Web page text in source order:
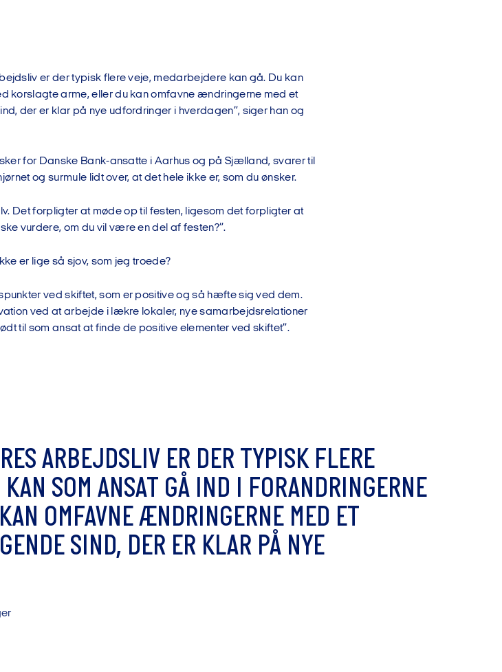
er der typisk flere veje, medarbejdere kan gå. Du kan
korslagte arme, eller du kan omfavne ændringerne med et
der er klar på nye udfordringer i hverdagen”, siger han og
for Danske Bank-ansatte i Aarhus og på Sjælland, svarer til
og surmule lidt over, at det hele ikke er, som du ønsker.
Det forpligter at møde op til festen, ligesom det forpligter at
vurdere, om du vil være en del af festen?”.
er lige så sjov, som jeg troede?
ved skiftet, som er positive og så hæfte sig ved dem.
ved at arbejde i lækre lokaler, nye samarbejdsrelationer
til som ansat at finde de positive elementer ved skiftet”.
RES ARBEJDSLIV ER DER TYPISK FLERE
KAN SOM ANSAT GÅ IND I FORANDRINGERNE
KAN OMFAVNEÆNDRINGERNE MED ET
GENDE SIND, DER ER KLAR PÅ NYE
er